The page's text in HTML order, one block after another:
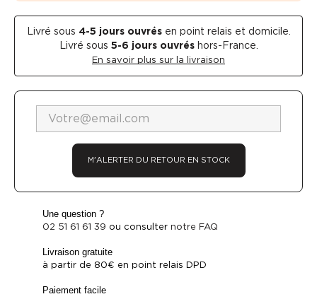
Livré sous 4-5 jours ouvrésen point relais et domicile.
Livré sous 5-6 jours ouvréshors-France.
En savoir plus sur la livraison
M'ALERTER DU RETOUR EN STOCK
Une question ?
02 51 61 61 39 ou consulter notre FAQ
Livraison gratuite
à partir de 80€ en point relais DPD
Paiement facile